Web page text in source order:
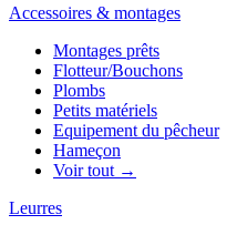
Accessoires & montages
Montages prêts
Flotteur/Bouchons
Plombs
Petits matériels
Equipement du pêcheur
Hameçon
Voir tout →
Leurres